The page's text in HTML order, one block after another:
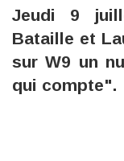
Jeudi 9
Bataille et
sur W9 un
qui compte".